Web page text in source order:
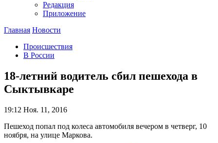
Редакция
Приложение
Главная Новости
Происшествия
В России
18-летний водитель сбил пешехода в
Сыктывкаре
19:12 Ноя. 11, 2016
Пешеход попал под колеса автомобиля вечером в четверг, 10
ноября, на улице Маркова.